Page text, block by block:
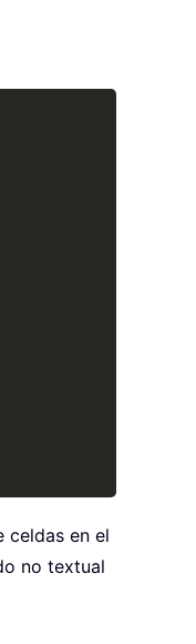
celdas en el
no textual